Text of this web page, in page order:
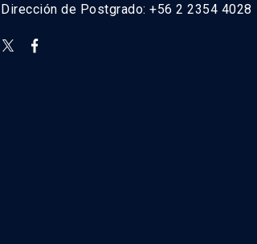
Dirección de Postgrado: +56 2 2354 4028